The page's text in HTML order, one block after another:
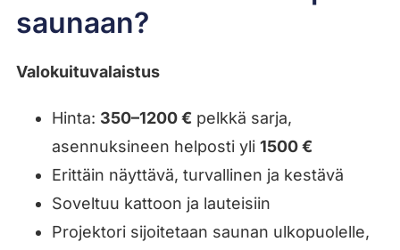
saunaan?
Valokuituvalaistus
Hinta: 350–1200 € pelkkä sarja,
asennuksineen helposti yli 1500 €
Erittäin näyttävä, turvallinen ja kestävä
Soveltuu kattoon ja lauteisiin
Projektori sijoitetaan saunan ulkopuolelle,